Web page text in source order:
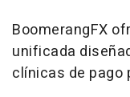
BoomerangFX
unificada
clínicas de pago